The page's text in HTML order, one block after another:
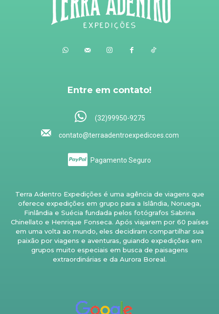
Entre em contato!
(32)99950-9275
contato@terraadentroexpedicoes.com
Pagamento Seguro
Terra Adentro Expedições é uma agência de viagens que
oferece expedições em grupo para a Islândia, Noruega,
Finlândia e Suécia fundada pelos fotógrafos Sabrina
Chinellato e Henrique Fonseca. Após viajarem por 60 países
em uma volta ao mundo, eles decidiram compartilhar sua
paixão por viagens e aventuras, guiando expedições em
grupos muito especiais em busca de paisagens
extraordinárias e da Aurora Boreal.